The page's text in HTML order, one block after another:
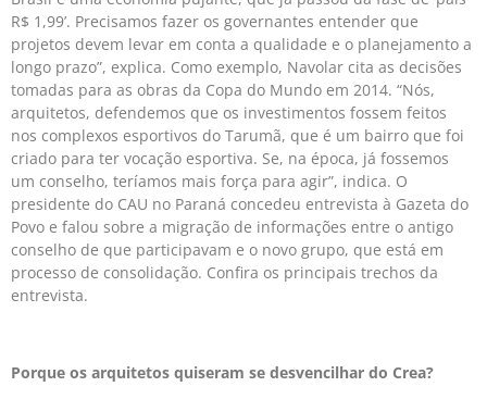
R$ 1,99’. Precisamos fazer os governantes entender que
projetos devem levar em conta a qualidade e o planejamento a
longo prazo”, explica. Como exemplo, Navolar cita as decisões
tomadas para as obras da Copa do Mundo em 2014. “Nós,
arquitetos, defendemos que os investimentos fossem feitos
nos complexos esportivos do Tarumã, que é um bairro que foi
criado para ter vocação esportiva. Se, na época, já fossemos
um conselho, teríamos mais força para agir”, indica. O
presidente do CAU no Paraná concedeu entrevista à Gazeta do
Povo e falou sobre a migração de informações entre o antigo
conselho de que participavam e o novo grupo, que está em
processo de consolidação. Confira os principais trechos da
entrevista.
Porque os arquitetos quiseram se desvencilhar do Crea?